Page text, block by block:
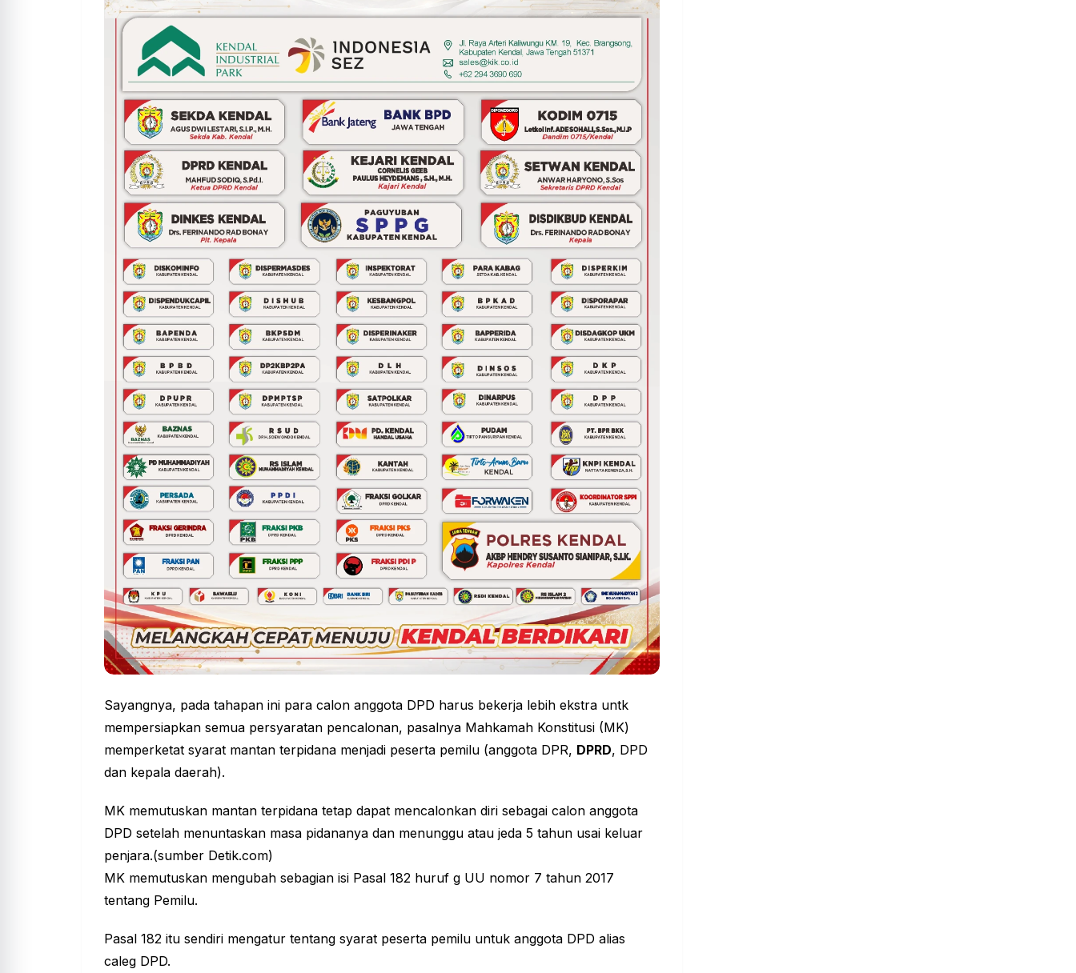
Sayangnya, pada tahapan ini para calon anggota DPD harus bekerja lebih ekstra untk
mempersiapkan semua persyaratan pencalonan, pasalnya Mahkamah Konstitusi (MK)
memperketat syarat mantan terpidana menjadi peserta pemilu (anggota DPR, DPRD, DPD
dan kepala daerah).
MK memutuskan mantan terpidana tetap dapat mencalonkan diri sebagai calon anggota
DPD setelah menuntaskan masa pidananya dan menunggu atau jeda 5 tahun usai keluar
penjara.(sumber Detik.com)
MK memutuskan mengubah sebagian isi Pasal 182 huruf g UU nomor 7 tahun 2017
tentang Pemilu.
Pasal 182 itu sendiri mengatur tentang syarat peserta pemilu untuk anggota DPD alias
caleg DPD.